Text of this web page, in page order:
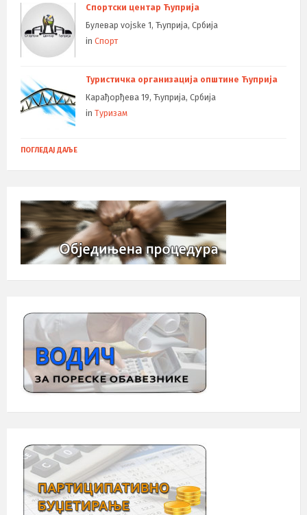
Спортски центар Ћуприја
Булевар vojske 1, Ћуприја, Србија
in Спорт
Туристичка организација општине Ћуприја
Карађорђева 19, Ћуприја, Србија
in Туризам
ПОГЛЕДАЈ ДАЉЕ